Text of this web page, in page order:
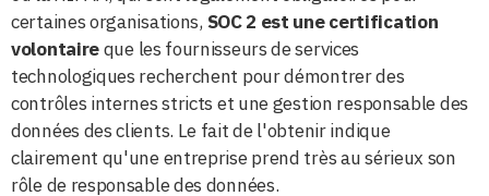
certaines organisations, SOC 2 est une certification
volontaireque les fournisseurs de services
technologiques recherchent pour démontrer des
contrôles internes stricts et une gestion responsable des
données des clients. Le fait de l'obtenir indique
clairement qu'une entreprise prend très au sérieux son
rôle de responsable des données.